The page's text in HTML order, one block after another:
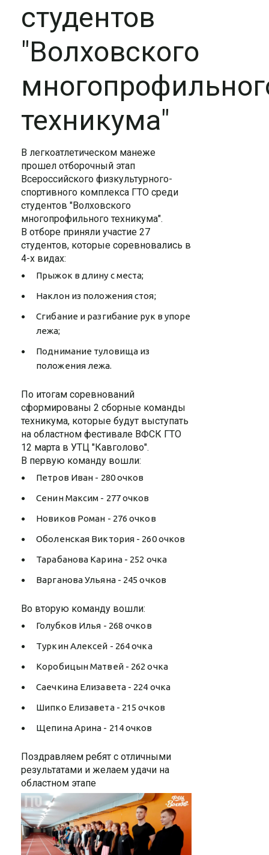
студентов
"Волховского
техникума"
В легкоатлетическом манеже
прошел отборочный этап
Всероссийского физкультурного-
спортивного комплекса ГТО среди
студентов "Волховского
многопрофильного техникума".
В отборе приняли участие 27
студентов, которые соревновались в
4-х видах:
Прыжок в длину с места;
Наклон из положения стоя;
Сгибание и разгибание рук в упоре
лежа;
Поднимание туловища из
положения лежа.
По итогам соревнований
сформированы 2 сборные команды
техникума, которые будут выступать
на областном фестивале ВФСК ГТО
12 марта в УТЦ "Кавголово".
В первую команду вошли:
Петров Иван - 280 очков
Сенин Максим - 277 очков
Новиков Роман - 276 очков
Оболенская Виктория - 260 очков
Тарабанова Карина - 252 очка
Варганова Ульяна - 245 очков
Во вторую команду вошли:
Голубков Илья - 268 очков
Туркин Алексей - 264 очка
Коробицын Матвей - 262 очка
Саечкина Елизавета - 224 очка
Шипко Елизавета - 215 очков
Щепина Арина - 214 очков
Поздравляем ребят с отличными
результатами и желаем удачи на
областном этапе